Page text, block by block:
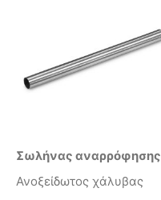
Σωλήνας αναρρόφησης
Ανοξείδωτος χάλυβας